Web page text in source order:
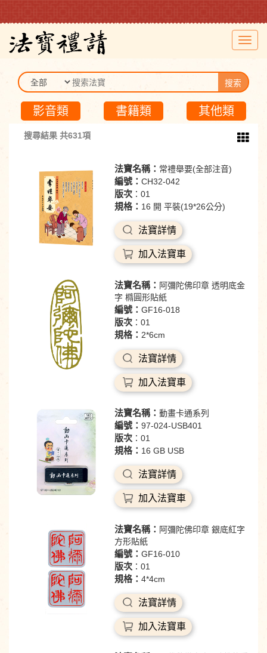
搜索
影音類 書籍類 其他類
搜尋結果 共631項
法寶名稱： 常禮舉要(全部注音)
編號： CH32-042
版次：01
規格： 16 開 平裝(19*26公分)
法寶詳情
加入法寶車
法寶名稱： 阿彌陀佛印章 透明底金
字 橢圓形貼紙
編號： GF16-018
版次：01
規格： 2*6cm
法寶詳情
加入法寶車
法寶名稱： 動畫卡通系列
編號： 97-024-USB401
版次：01
規格： 16 GB USB
法寶詳情
加入法寶車
法寶名稱： 阿彌陀佛印章 銀底紅字
方形貼紙
編號： GF16-010
版次：01
規格： 4*4cm
法寶詳情
加入法寶車